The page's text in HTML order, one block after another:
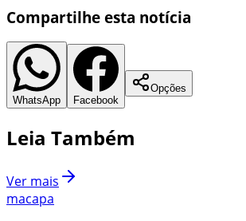
Compartilhe esta notícia
WhatsApp Facebook
Opções
Leia Também
Ver mais
macapa